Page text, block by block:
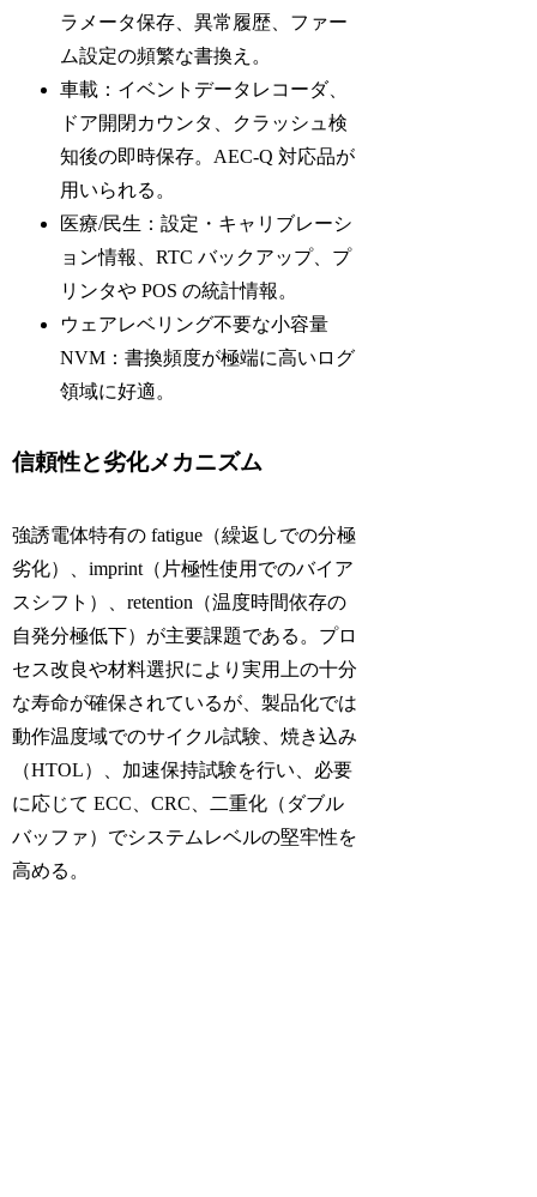
ラメータ保存、異常履歴、ファー
ム設定の頻繁な書換え。
車載：イベントデータレコーダ、
ドア開閉カウンタ、クラッシュ検
知後の即時保存。AEC-Q 対応品が
用いられる。
医療/民生：設定・キャリブレーシ
ョン情報、RTC バックアップ、プ
リンタや POS の統計情報。
ウェアレベリング不要な小容量
NVM：書換頻度が極端に高いログ
領域に好適。
信頼性と劣化メカニズム
強誘電体特有の fatigue（繰返しでの分極
劣化）、imprint（片極性使用でのバイア
スシフト）、retention（温度時間依存の
自発分極低下）が主要課題である。プロ
セス改良や材料選択により実用上の十分
な寿命が確保されているが、製品化では
動作温度域でのサイクル試験、焼き込み
（HTOL）、加速保持試験を行い、必要
に応じて ECC、CRC、二重化（ダブル
バッファ）でシステムレベルの堅牢性を
高める。